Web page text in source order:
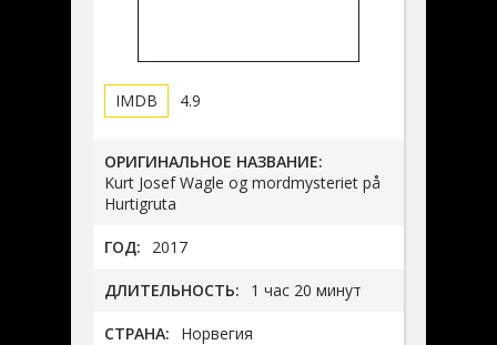
4.9
ОРИГИНАЛЬНОЕ НАЗВАНИЕ:
Kurt Josef Wagle og mordmysteriet på
Hurtigruta
ГОД: 2017
ДЛИТЕЛЬНОСТЬ: 1 час 20 минут
СТРАНА: Норвегия